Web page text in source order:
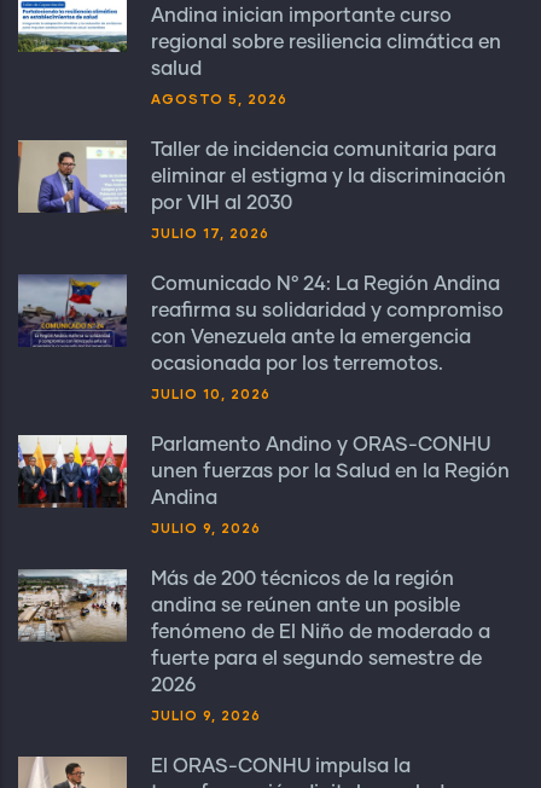
Andina inician importante curso
regional sobre resiliencia climática en
salud
AGOSTO 5, 2026
Taller de incidencia comunitaria para
eliminar el estigma y la discriminación
por VIH al 2030
JULIO 17, 2026
Comunicado N° 24: La Región Andina
reafirma su solidaridad y compromiso
con Venezuela ante la emergencia
ocasionada por los terremotos.
JULIO 10, 2026
Parlamento Andino y ORAS-CONHU
unen fuerzas por la Salud en la Región
Andina
JULIO 9, 2026
Más de 200 técnicos de la región
andina se reúnen ante un posible
fenómeno de El Niño de moderado a
fuerte para el segundo semestre de
2026
JULIO 9, 2026
El ORAS-CONHU impulsa la